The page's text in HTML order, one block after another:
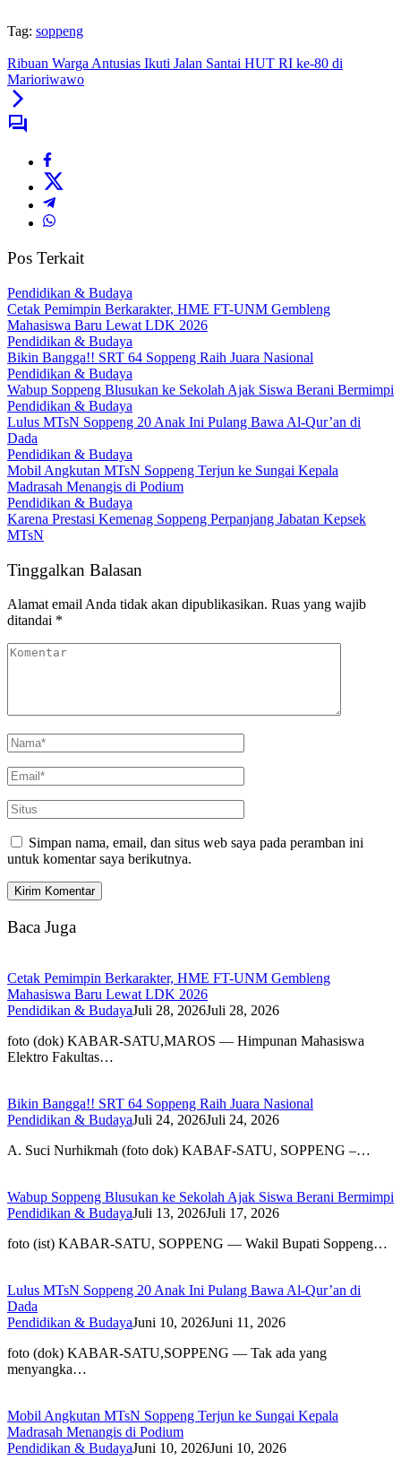
Tag: soppeng
Ribuan Warga Antusias Ikuti Jalan Santai HUT RI ke-80 di
Marioriwawo
Pos Terkait
Pendidikan & Budaya
Cetak Pemimpin Berkarakter, HME FT-UNM Gembleng
Mahasiswa Baru Lewat LDK 2026
Pendidikan & Budaya
Bikin Bangga!! SRT 64 Soppeng Raih Juara Nasional
Pendidikan & Budaya
Wabup Soppeng Blusukan ke Sekolah Ajak Siswa Berani Bermimpi
Pendidikan & Budaya
Lulus MTsN Soppeng 20 Anak Ini Pulang Bawa Al-Qur’an di
Dada
Pendidikan & Budaya
Mobil Angkutan MTsN Soppeng Terjun ke Sungai Kepala
Madrasah Menangis di Podium
Pendidikan & Budaya
Karena Prestasi Kemenag Soppeng Perpanjang Jabatan Kepsek
MTsN
Tinggalkan Balasan
Alamat email Anda tidak akan dipublikasikan. Ruas yang wajib
ditandai *
Simpan nama, email, dan situs web saya pada peramban ini
untuk komentar saya berikutnya.
Baca Juga
Cetak Pemimpin Berkarakter, HME FT-UNM Gembleng
Mahasiswa Baru Lewat LDK 2026
Pendidikan & BudayaJuli 28, 2026Juli 28, 2026
foto (dok) KABAR-SATU,MAROS — Himpunan Mahasiswa
Elektro Fakultas…
Bikin Bangga!! SRT 64 Soppeng Raih Juara Nasional
Pendidikan & BudayaJuli 24, 2026Juli 24, 2026
A. Suci Nurhikmah (foto dok) KABAF-SATU, SOPPENG –…
Wabup Soppeng Blusukan ke Sekolah Ajak Siswa Berani Bermimpi
Pendidikan & BudayaJuli 13, 2026Juli 17, 2026
foto (ist) KABAR-SATU, SOPPENG — Wakil Bupati Soppeng…
Lulus MTsN Soppeng 20 Anak Ini Pulang Bawa Al-Qur’an di
Dada
Pendidikan & BudayaJuni 10, 2026Juni 11, 2026
foto (dok) KABAR-SATU,SOPPENG — Tak ada yang
menyangka…
Mobil Angkutan MTsN Soppeng Terjun ke Sungai Kepala
Madrasah Menangis di Podium
Pendidikan & BudayaJuni 10, 2026Juni 10, 2026